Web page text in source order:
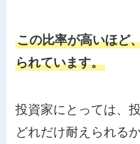
この比率が高いほど
られています。
投資家にとっては、
どれだけ耐えられる